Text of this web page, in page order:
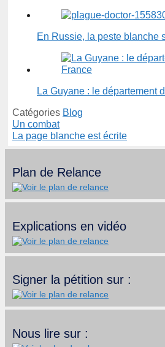
En Russie, la peste blanche
La Guyane : le département
Catégories Blog
Un combat
La page blanche est écrite
Plan de Relance
Explications en vidéo
Signer la pétition sur :
Nous lire sur :